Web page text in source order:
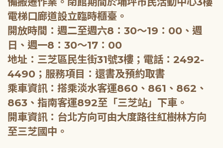
電梯口廊道設立臨時櫃臺。
開放時間：週二至週六8：30～19：00、週
日、週一8：30～17：00
地址：三芝區民生街31號3樓；電話：2492-
4490；服務項目：還書及預約取書
乘車資訊：搭乘淡水客運860、861、862、
863、指南客運892至「三芝站」下車。
開車資訊：台北方向可由大度路往紅樹林方向
至三芝國中。